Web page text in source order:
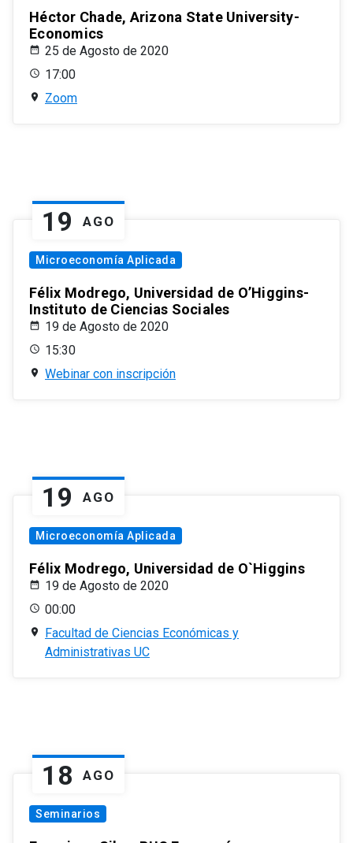
Héctor Chade, Arizona State University-
Economics
25 de Agosto de 2020
17:00
Zoom
19 AGO
Microeconomía Aplicada
Félix Modrego, Universidad de O’Higgins-
Instituto de Ciencias Sociales
19 de Agosto de 2020
15:30
Webinar con inscripción
19 AGO
Microeconomía Aplicada
Félix Modrego, Universidad de O`Higgins
19 de Agosto de 2020
00:00
Facultad de Ciencias Económicas y
Administrativas UC
18 AGO
Seminarios